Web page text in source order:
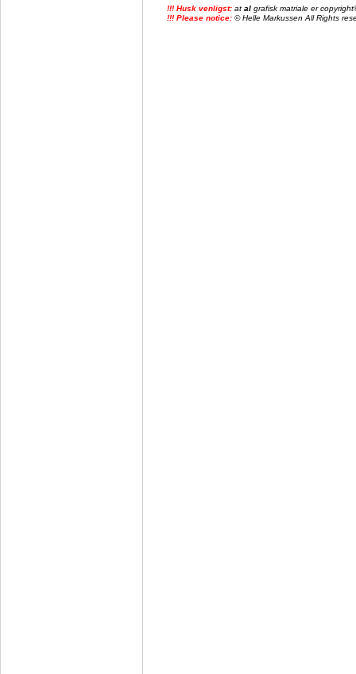
!!! Husk venligst: at al grafisk matriale er
!!! Please notice: © Helle Markussen All Rights